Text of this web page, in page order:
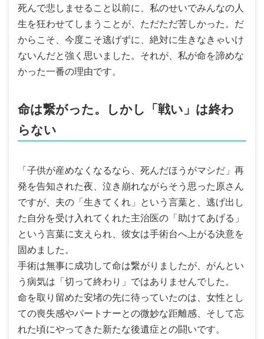
死んで悲しませること以前に、私のせいでみんなの人
生を狂わせてしまうことが、ただただ苦しかった。だ
からこそ、今度こそ逃げずに、絶対に生きなきゃいけ
ないんだと強く思いました。それが、私が命を諦めな
かった一番の理由です。
命は繋がった。しかし「戦い」は終わ
らない
「子供が産めなくなるなら、死んだほうがマシだ」再
発を告知された夜、泣き崩れながらそう思った原さん
ですが、夫の「生きてくれ」という言葉と、逃げ出し
た自分を受け入れてくれた主治医の「助けてあげる」
という言葉に支えられ、彼女は手術台へ上がる決意を
固めました。
手術は無事に成功して命は繋がりましたが、がんとい
う病気は「切って終わり」ではありませんでした。
命を取り留めた安堵の先に待っていたのは、女性とし
ての喪失感やパートナーとの微妙な距離感、そして忘
れた頃にやってきた新たな後遺症との闘いです。